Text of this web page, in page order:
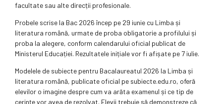
facultate sau alte direcții profesionale.
Probele scrise la Bac 2026 încep pe 29 iunie cu Limba și
literatura română, urmate de proba obligatorie a profilului și
proba la alegere, conform calendarului oficial publicat de
Ministerul Educației. Rezultatele inițiale vor fi afișate pe 7 iulie.
Modelele de subiecte pentru Bacalaureatul 2026 la Limba și
literatura română, publicate oficial pe subiecte.edu.ro, oferă
elevilor o imagine despre cum va arăta examenul și ce tip de
cerințe vor avea de rezolvat. Elevii trebuie să demonstreze că